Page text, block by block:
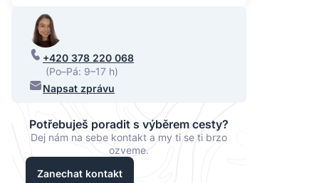
+420 378 220 068
(Po–Pá: 9–17 h)
Napsat zprávu
Potřebuješ poradit s výběrem cesty?
Dej nám na sebe kontakt a my ti se ti brzo
ozveme.
Zanechat kontakt